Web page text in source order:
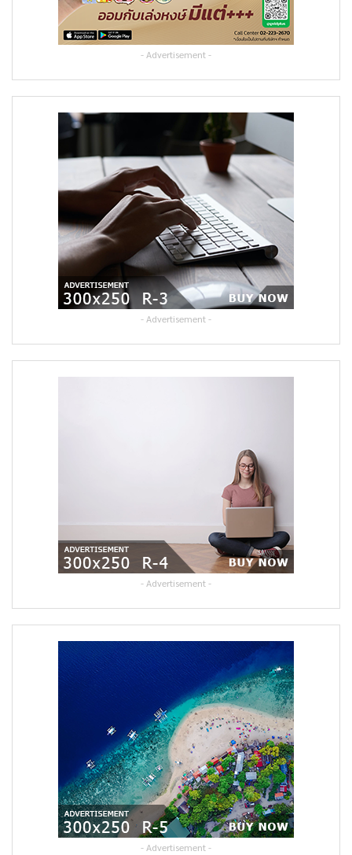
- Advertisement -
- Advertisement -
- Advertisement -
- Advertisement -